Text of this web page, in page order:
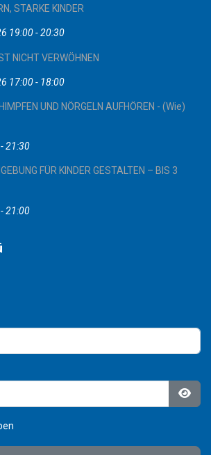
STARKE KINDER
19:00-20:30
NICHT VERWÖHNEN
17:00- 18:00
UND NÖRGELN AUFHÖREN - (Wie)
-21:30
FÜR KINDER GESTALTEN – BIS 3
-21:00